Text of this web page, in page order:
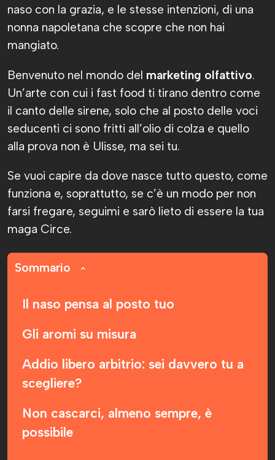
naso con la grazia, e le stesse intenzioni, di una
nonna napoletana che scopre che non hai
mangiato.
Benvenuto nel mondo del marketing olfattivo.
Un’arte con cui i fast food ti tirano dentro come
il canto delle sirene, solo che al posto delle voci
seducenti ci sono fritti all’olio di colza e quello
alla prova non è Ulisse, ma sei tu.
Se vuoi capire da dove nasce tutto questo, come
funziona e, soprattutto, se c’è un modo per non
farsi fregare, seguimi e sarò lieto di essere la tua
maga Circe.
Sommario
Il naso pensa al posto tuo
Gli aromi su misura
Addio libero arbitrio: sei davvero tu a
scegliere?
Non cascarci, almeno sempre, è
possibile